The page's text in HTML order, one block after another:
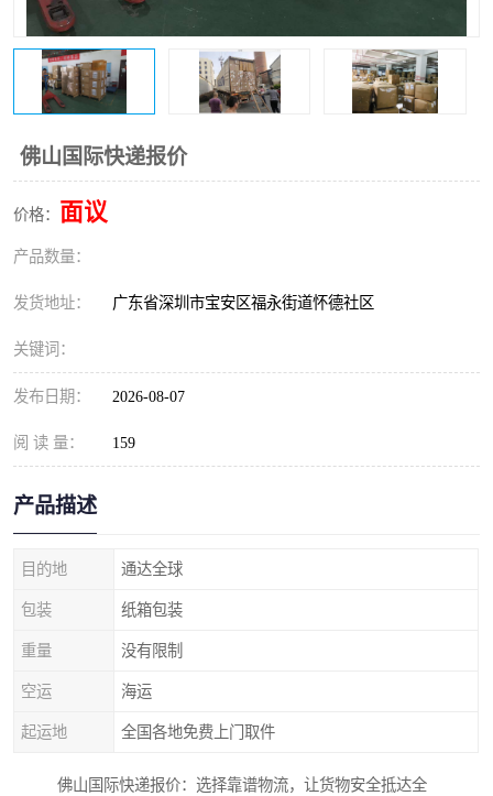
佛山国际快递报价
价格： 面议
产品数量：
发货地址： 广东省深圳市宝安区福永街道怀德社区
关键词：
发布日期： 2026-08-07
阅 读 量： 159
产品描述
目的地 通达全球
包装 纸箱包装
重量 没有限制
空运 海运
起运地 全国各地免费上门取件
佛山国际快递报价：选择靠谱物流，让货物安全抵达全